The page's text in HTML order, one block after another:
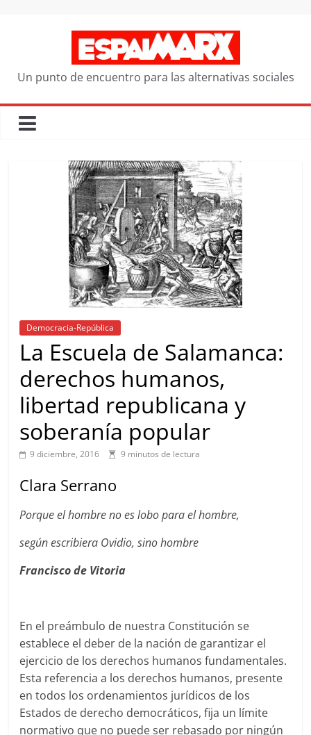
Un punto de encuentro para las alternativas sociales
Democracia-República
La Escuela de Salamanca:
derechos humanos,
libertad republicana y
soberanía popular
9 diciembre, 2016 9 minutos de lectura
Clara Serrano
Porque el hombre no es lobo para el hombre,
según escribiera Ovidio, sino hombre
Francisco de Vitoria
En el preámbulo de nuestra Constitución se
establece el deber de la nación de garantizar el
ejercicio de los derechos humanos fundamentales.
Esta referencia a los derechos humanos, presente
en todos los ordenamientos jurídicos de los
Estados de derecho democráticos, fija un límite
normativo que no puede ser rebasado por ningún